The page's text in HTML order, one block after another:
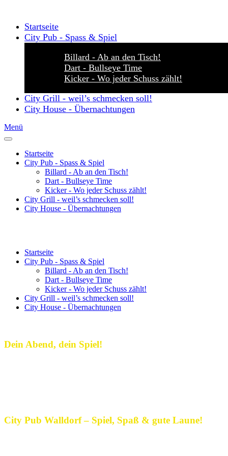
Startseite
City Pub - Spass & Spiel
Billard - Ab an den Tisch!
Dart - Bullseye Time
Kicker - Wo jeder Schuss zählt!
City Grill - weil’s schmecken soll!
City House - Übernachtungen
Menü
Startseite
City Pub - Spass & Spiel
Billard - Ab an den Tisch!
Dart - Bullseye Time
Kicker - Wo jeder Schuss zählt!
City Grill - weil’s schmecken soll!
City House - Übernachtungen
Startseite
City Pub - Spass & Spiel
Billard - Ab an den Tisch!
Dart - Bullseye Time
Kicker - Wo jeder Schuss zählt!
City Grill - weil’s schmecken soll!
City House - Übernachtungen
Dein Abend, dein Spiel!
City Pub Walldorf – Spiel, Spaß & gute Laune!